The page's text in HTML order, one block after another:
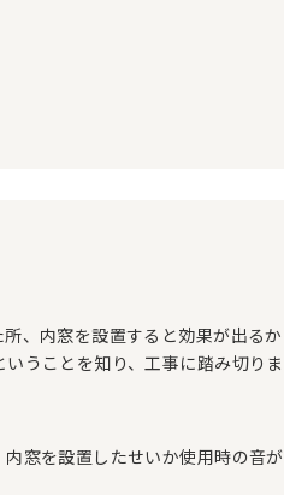
、内窓を設置すると効果が出るか
うことを知り、工事に踏み切りま
窓を設置したせいか使用時の音が